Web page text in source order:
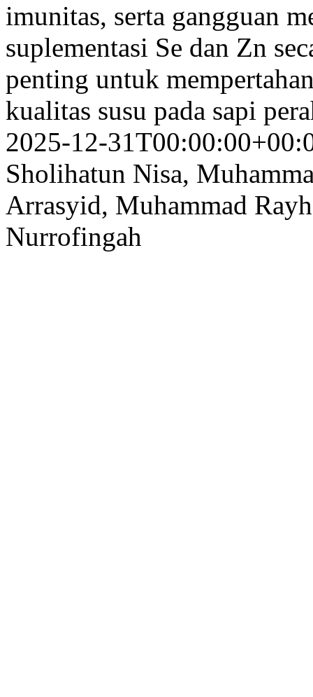
imunitas, serta gangguan
suplementasi Se dan Zn
penting untuk
kualitas susu pada sapi
2025-12-
Sholihatun Nisa,
Arrasyid, Muhammad
Nurrofingah